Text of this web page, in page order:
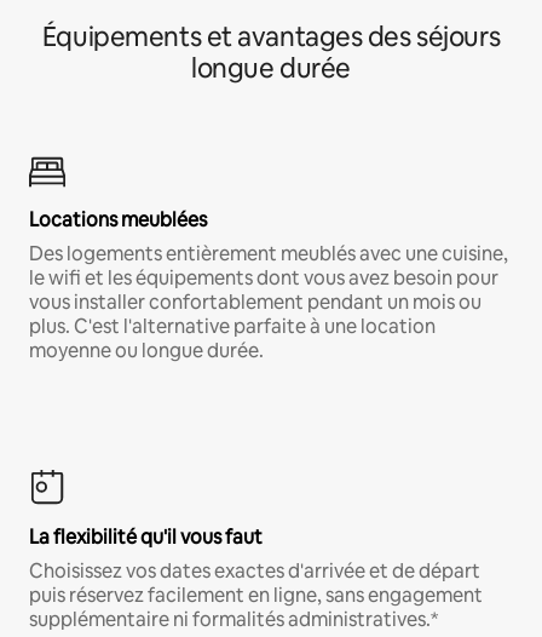
Équipements et avantages des séjours
longue durée
Locations meublées
Des logements entièrement meublés avec une cuisine,
le wifi et les équipements dont vous avez besoin pour
vous installer confortablement pendant un mois ou
plus. C'est l'alternative parfaite à une location
moyenne ou longue durée.
La flexibilité qu'il vous faut
Choisissez vos dates exactes d'arrivée et de départ
puis réservez facilement en ligne, sans engagement
supplémentaire ni formalités administratives.*